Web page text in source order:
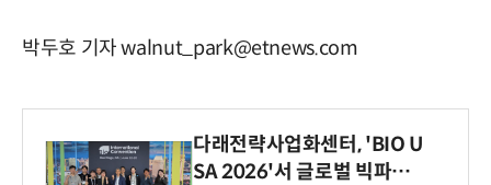
박두호 기자 walnut_park@etnews.com
다래전략사업화센터, 'BIO U
SA 2026'서 글로벌 빅파마